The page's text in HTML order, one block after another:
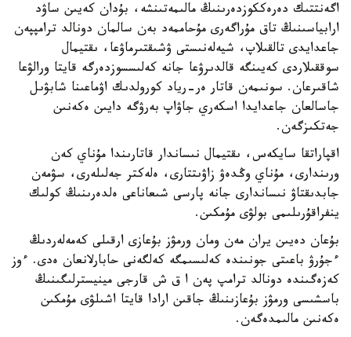
اگەنتتىك دەرەككوزدەرىنىڭ مالىمەتىنشە، بۇدان كەيىن ساۋد
ارابياسىنىڭ تاق مۇراگەرى مۇحاممەد بەن سالمان دونالد ترامپپەن
جاعدايدى تالقىلاپ، شيەلەنىستى ۋشىقتىرماۋعا، ىقتيمال
سوققىلاردى كەيىنگە قالدىرۋعا جانە كەلىسسوزدەرگە قايتا ورالۋعا
شاقىرعان. سونىمەن قاتار ەر-رياد كورولدىك اۋماعىنا شابۋىل
جاسالعان جاعدايدا اسكەري جاۋاپ بەرۋگە دايىن ەكەنىن
جەتكىزگەن.
اقپاراتقا سايكەس، ىقتيمال نىساندار قاتارىندا مۇناي كەن
ورىندارى، مۇناي وڭدەۋ زاۋىتتارى، ەلەكتر جەلىلەرى، سۋمەن
جابدىقتاۋ نىساندارى جانە پارسى شىعاناعى ەلدەرىنىڭ كولىك
ينفراقۇرىلىمى بولۋى مۇمكىن.
بۇعان دەيىن يران مەن ومان ورمۋز بۇعازى ارقىلى كەمەلەردىڭ
ءجۇرۋ باعىتى جونىندە كەلىسىمگە كەلگەنى حابارلانعان ەدى. ءوز
كەزەگىندە دونالد ترامپ پەن ا ق ش قارجى مينيسترلىگىنىڭ
باسشىسى ورمۋز بۇعازىنىڭ جاقىن ارادا قايتا اشىلۋى مۇمكىن
ەكەنىن مالىمدەگەن.